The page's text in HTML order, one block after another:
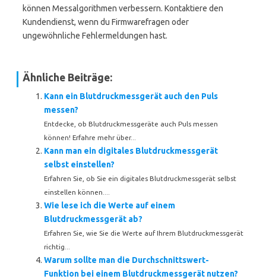
können Messalgorithmen verbessern. Kontaktiere den
Kundendienst, wenn du Firmwarefragen oder
ungewöhnliche Fehlermeldungen hast.
Ähnliche Beiträge:
Kann ein Blutdruckmessgerät auch den Puls
messen?
Entdecke, ob Blutdruckmessgeräte auch Puls messen
können! Erfahre mehr über...
Kann man ein digitales Blutdruckmessgerät
selbst einstellen?
Erfahren Sie, ob Sie ein digitales Blutdruckmessgerät selbst
einstellen können....
Wie lese ich die Werte auf einem
Blutdruckmessgerät ab?
Erfahren Sie, wie Sie die Werte auf Ihrem Blutdruckmessgerät
richtig...
Warum sollte man die Durchschnittswert-
Funktion bei einem Blutdruckmessgerät nutzen?